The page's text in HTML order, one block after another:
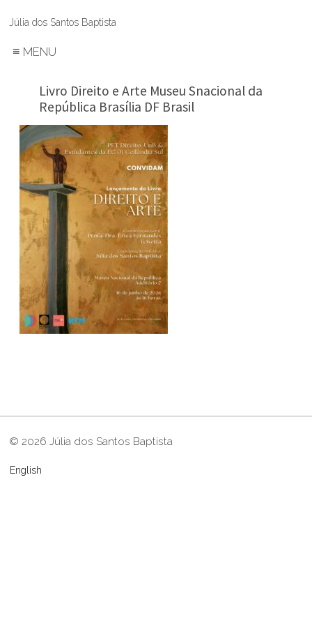
Júlia dos Santos Baptista
≡ MENU
Livro Direito e Arte Museu Snacional da
República Brasília DF Brasil
© 2026 Júlia dos Santos Baptista
English